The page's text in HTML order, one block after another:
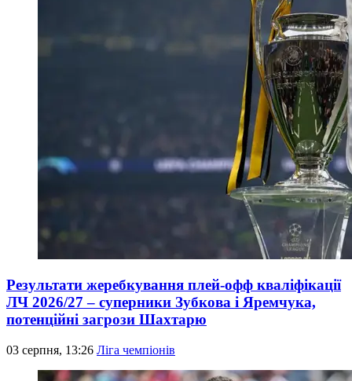
Результати жеребкування плей-офф кваліфікації
ЛЧ 2026/27 – суперники Зубкова і Яремчука,
потенційні загрози Шахтарю
03 серпня, 13:26 Ліга чемпіонів